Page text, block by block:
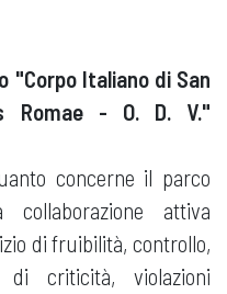
"Corpo Italiano di San
Romae - O. D. V."
concerne il parco
attiva
di fruibilità, controllo,
di criticità, violazioni